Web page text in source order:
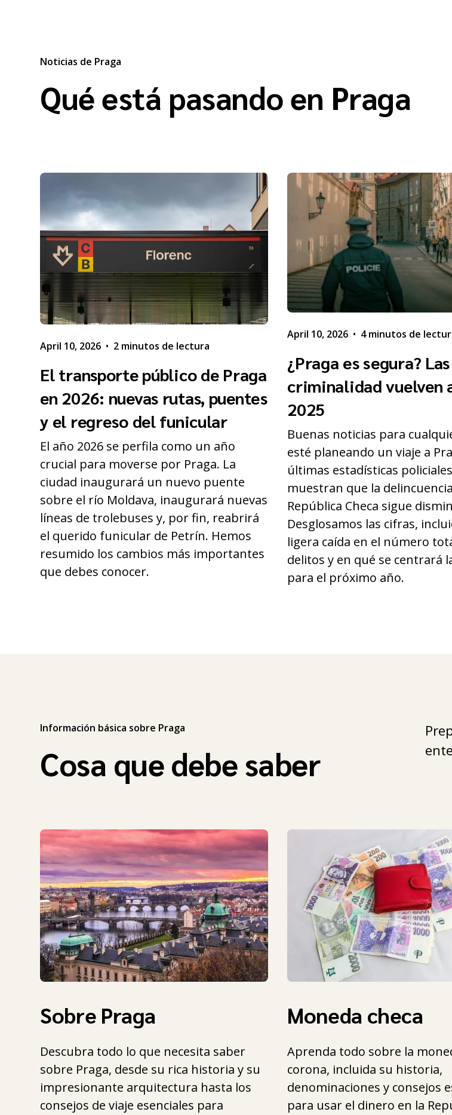
Noticias de Praga
Qué está pasando en Praga
April 10, 2026 • 2 minutos de lectura
El transporte público de Praga
en 2026: nuevas rutas, puentes
y el regreso del funicular
El año 2026 se perfila como un año
crucial para moverse por Praga. La
ciudad inaugurará un nuevo puente
sobre el río Moldava, inaugurará nuevas
líneas de trolebuses y, por fin, reabrirá
el querido funicular de Petrín. Hemos
resumido los cambios más importantes
que debes conocer.
April 10, 2026 • 4 minutos de
¿Praga es segura?
criminalidad vuelven
2025
Buenas noticias para
esté planeando un viaje a
últimas estadísticas
muestran que la
República Checa sigue
Desglosamos las cifras,
ligera caída en el número
delitos y en qué se centrará
para el próximo año.
Información básica sobre Praga
Cosa que debe saber
Sobre Praga
Descubra todo lo que necesita saber
sobre Praga, desde su rica historia y su
impresionante arquitectura hasta los
consejos de viaje esenciales para
Moneda checa
Aprenda todo sobre la
corona, incluida su historia,
denominaciones y consejos
para usar el dinero en la